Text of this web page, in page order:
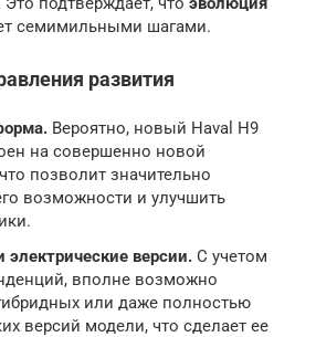
семимильными шагами.
развития
Вероятно, новый Haval H9
на совершенно новой
позволит значительно
возможности и улучшить
электрические версии. С учетом
вполне возможно
или даже полностью
версий модели, что сделает ее